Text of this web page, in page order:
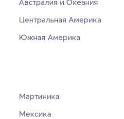
Центральная Америка
Южная Америка
Мартиника
Мексика